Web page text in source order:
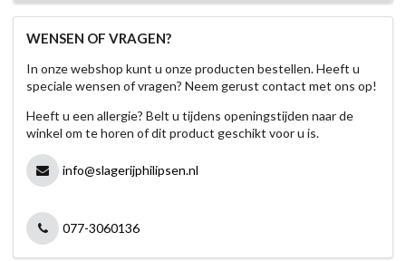
WENSEN OF VRAGEN?
In onze webshop kunt u onze producten bestellen. Heeft u
speciale wensen of vragen? Neem gerust contact met ons op!
Heeft u een allergie? Belt u tijdens openingstijden naar de
winkel om te horen of dit product geschikt voor u is.
info@slagerijphilipsen.nl
077-3060136